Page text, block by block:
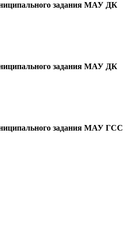
задания МАУ ДК
задания МАУ ДК
задания МАУ ГСС